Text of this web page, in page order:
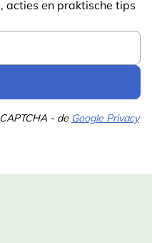
naast Salvia,
zacht contrast
millefolium; deze
Vlinder
Wit
schaduw, Zonlicht
acties en praktische tips
- de Google Privacy